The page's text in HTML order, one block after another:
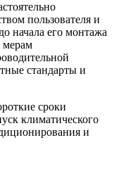
пользователя и
начала его монтажа
мерам
стандарты и
сроки
климатического
и